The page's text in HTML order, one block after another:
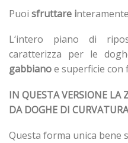
Puoi sfruttare i
L‘intero piano di
caratterizza per le
gabbianoe superficie con
IN QUESTA VERSIONE LA
DA DOGHE DI
Questa forma unica bene